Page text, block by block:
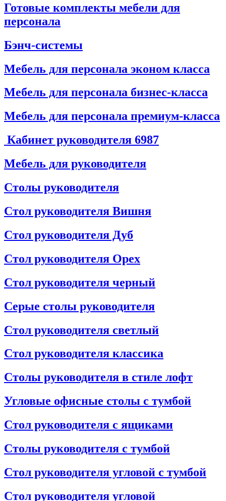
Готовые комплекты мебели для
персонала
Бэнч-системы
Мебель для персонала эконом класса
Мебель для персонала бизнес-класса
Мебель для персонала премиум-класса
Кабинет руководителя 6987
Мебель для руководителя
Столы руководителя
Стол руководителя Вишня
Стол руководителя Дуб
Стол руководителя Орех
Стол руководителя черный
Серые столы руководителя
Стол руководителя светлый
Стол руководителя классика
Столы руководителя в стиле лофт
Угловые офисные столы с тумбой
Стол руководителя с ящиками
Столы руководителя с тумбой
Стол руководителя угловой с тумбой
Стол руководителя угловой